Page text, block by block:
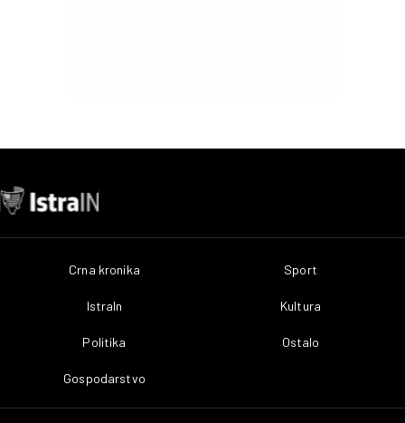
Crna kronika
IstraIn
Politika
Gospodarstvo
Sport
Kultura
Ostalo